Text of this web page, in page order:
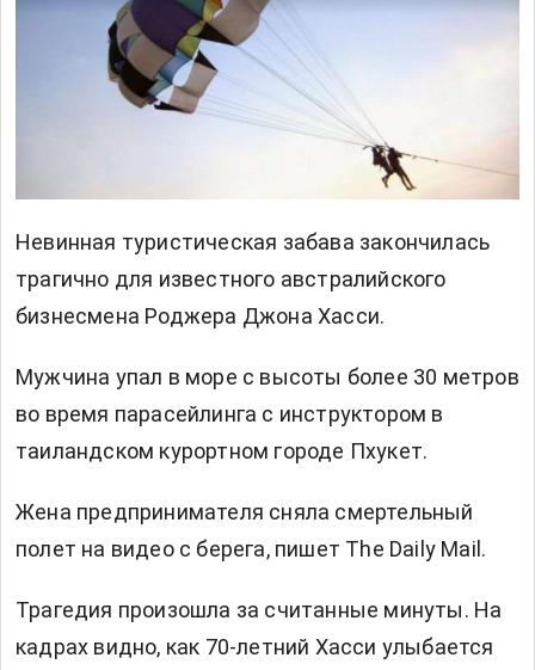
Невинная туристическая забава закончилась
трагично для известного австралийского
бизнесмена Роджера Джона Хасси.
Мужчина упал в море с высоты более 30 метров
во время парасейлинга с инструктором в
таиландском курортном городе Пхукет.
Жена предпринимателя сняла смертельный
полет на видео с берега, пишет The Daily Mail.
Трагедия произошла за считанные минуты. На
кадрах видно, как 70-летний Хасси улыбается